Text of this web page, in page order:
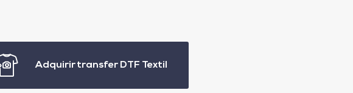
Adquirir transfer DTF Textil